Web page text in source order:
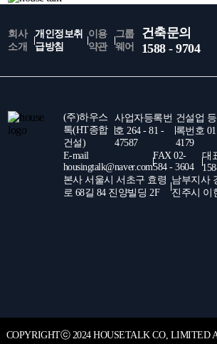
회사
소개
개인정보취
급방침
이용
약관
그룹
웨어
건축문의
1588 - 9704
(주)하우스
톡(HT종합
건설)
사업자등록번
호 264 - 81 -
47587
건설업 등
록번호
4179
E-mail
housingtalk@naver.com
FAX 02-
584 - 3604
대
본사 서울시 서초구 효령
로 68길 84 진양빌딩 2F
남부지사
진주시 이
COPYRIGHTⓒ2024 HOUSETALK CO, LIMITED